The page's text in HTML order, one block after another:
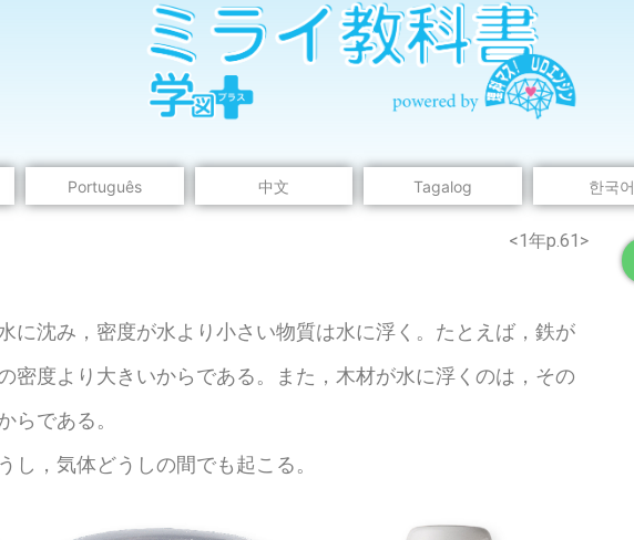
Português 中文 Tagalog 한국어
<1年p.61>
に沈み，密度が水より小さい物質は水に浮く。たとえば，鉄が
密度より大きいからである。また，木材が水に浮くのは，その
らである。
，気体どうしの間でも起こる。